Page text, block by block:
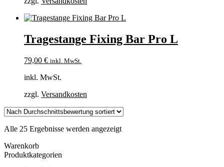
Tragestange Fixing Bar Pro L
79,00 € inkl. MwSt.
inkl. MwSt.
zzgl. Versandkosten
Alle 25 Ergebnisse werden angezeigtNach
Warenkorb
Produktkategorien